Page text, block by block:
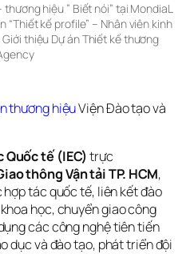
thương hiệu ” Biết nói” tại MondiaL
“Thiết kế profile” – Nhân viên kinh
Giới thiệu Dự án Thiết kế thương
thương hiệu Viện Đào tạo và
Quốc tế (IEC) trực
thông Vận tải TP. HCM,
tác quốc tế, liên kết đào
học, chuyển giao công
các công nghệ tiên tiến
dục và đào tạo, phát triển đội